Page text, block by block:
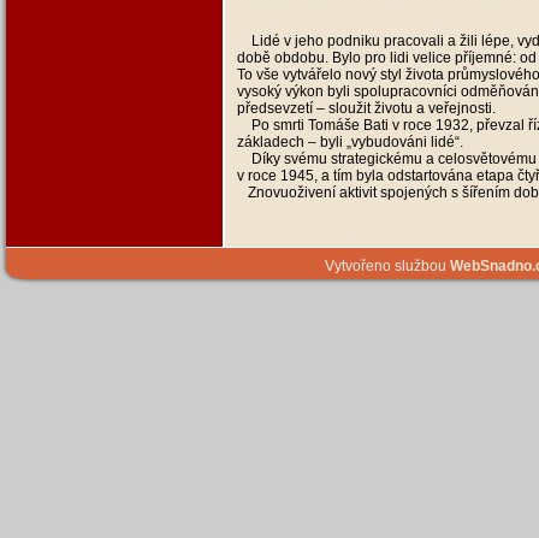
Lidé v jeho podniku pracovali a žili lépe,
době obdobu. Bylo pro lidi velice příjemné:
To vše vytvářelo nový styl života
vysoký výkon byli spolupracovníci
předsevzetí – sloužit životu a veřejnosti.
Po smrti Tomáše Bati v roce 1932, převzal
základech – byli „vybudováni lidé“.
Díky svému strategickému a
v roce 1945, a tím byla odstartována etapa
Znovuoživení aktivit spojených s šířením
Vytvořeno službou